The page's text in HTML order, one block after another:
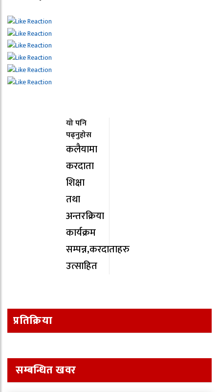
यो पनि
पढ्नुहोस
कलैयामा
करदाता
शिक्षा
तथा
अन्तरक्रिया
कार्यक्रम
सम्पन्न,करदाताहरु
उत्साहित
प्रतिक्रिया
सम्बन्धित खवर